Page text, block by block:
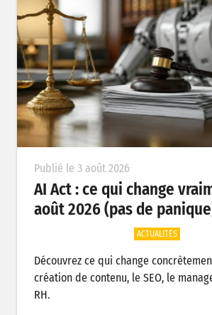
Publié le 3 août 2026
AI Act : ce qui change
août 2026 (pas de
ACTUALITÉS
Découvrez ce qui change
création de contenu, le SEO, le
RH.